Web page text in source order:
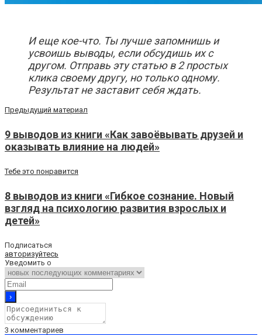
И еще кое-что. Ты лучше запомнишь и
усвоишь выводы, если обсудишь их с
другом. Отправь эту статью в 2 простых
клика своему другу, но только одному.
Результат не заставит себя ждать.
Предыдущий материал
9 выводов из книги «Как завоёвывать друзей и
оказывать влияние на людей»
Тебе это понравится
8 выводов из книги «Гибкое сознание. Новый
взгляд на психологию развития взрослых и
детей»
Подписаться
авторизуйтесь
Уведомить о
3 комментариев